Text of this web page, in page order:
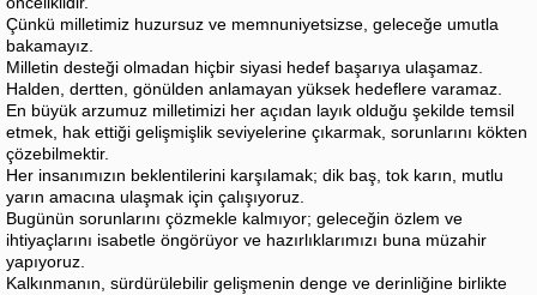
Çünkü milletimiz huzursuz ve memnuniyetsizse, geleceğe umutla
bakamayız.
Milletin desteği olmadan hiçbir siyasi hedef başarıya ulaşamaz.
Halden, dertten, gönülden anlamayan yüksek hedeflere varamaz.
En büyük arzumuz milletimizi her açıdan layık olduğu şekilde temsil
etmek, hak ettiği gelişmişlik seviyelerine çıkarmak, sorunlarını kökten
çözebilmektir.
Her insanımızın beklentilerini karşılamak; dik baş, tok karın, mutlu
yarın amacına ulaşmak için çalışıyoruz.
Bugünün sorunlarını çözmekle kalmıyor; geleceğin özlem ve
ihtiyaçlarını isabetle öngörüyor ve hazırlıklarımızı buna müzahir
yapıyoruz.
Kalkınmanın, sürdürülebilir gelişmenin denge ve derinliğine birlikte